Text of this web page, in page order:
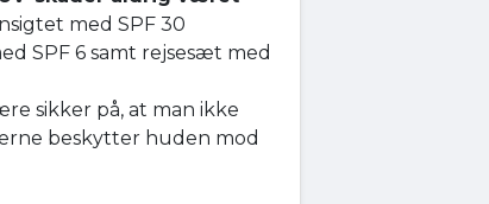
med SPF 30
SPF 6 samt rejsesæt med
sikker på, at man ikke
beskytter huden mod